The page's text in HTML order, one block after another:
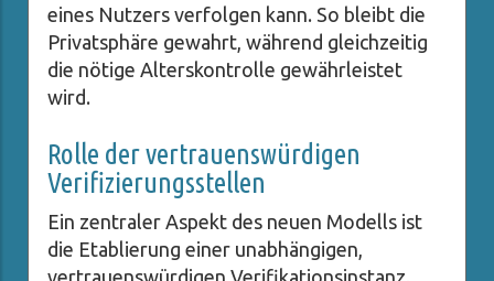
eines Nutzers verfolgen kann. So bleibt die
Privatsphäre gewahrt, während gleichzeitig
die nötige Alterskontrolle gewährleistet
wird.
Rolle der vertrauenswürdigen
Verifizierungsstellen
Ein zentraler Aspekt des neuen Modells ist
die Etablierung einer unabhängigen,